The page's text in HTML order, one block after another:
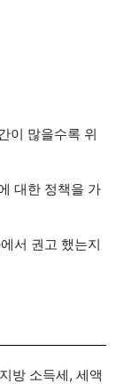
이 많을수록 위
대한 정책을 가
서 권고 했는지
방 소득세, 세액